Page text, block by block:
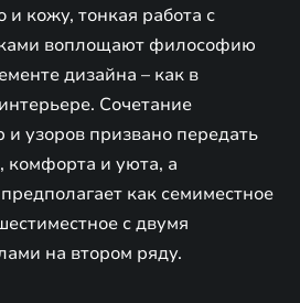
и кожу, тонкая работа с
воплощают философию
дизайна – как в
Сочетание
узоров призвано передать
и уюта, а
как семиместное
с двумя
на втором ряду.